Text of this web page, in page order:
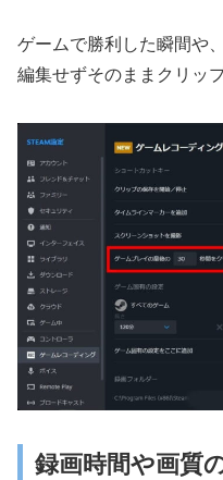
ゲームで勝利した瞬間や
編集せずそのままクリッ
録画時間や画質